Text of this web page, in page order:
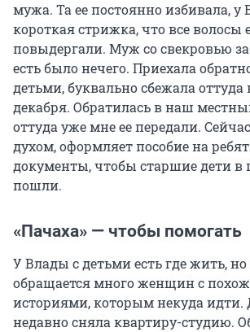
мужа. Та ее постоянно избивала, у
короткая стрижка, что все волосы
повыдергали. Муж со свекровью
есть было нечего. Приехала
детьми, буквально сбежала оттуда
декабря. Обратилась в наш
оттуда уже мне ее передали.
духом, оформляет пособие на
документы, чтобы старшие дети в
пошли.
«Пачаха» — чтобы помогать
У Влады с детьми есть где жить,
обращается много женщин с
историями, которым некуда идти.
недавно сняла квартиру-студию.